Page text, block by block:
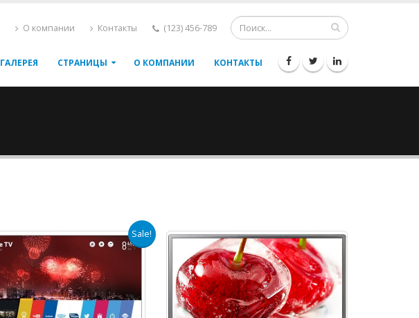
О компании Контакты (123) 456-789
ГАЛЕРЕЯ СТРАНИЦЫ О КОМПАНИИ КОНТАКТЫ
Sale!